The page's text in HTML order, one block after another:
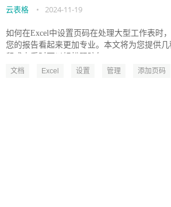
云表格 • 2024-11-19
如何在Excel中设置页码在处理大型工作表时
您的报告看起来更加专业。本文将为您提供
文档 Excel 设置 管理 添加页码